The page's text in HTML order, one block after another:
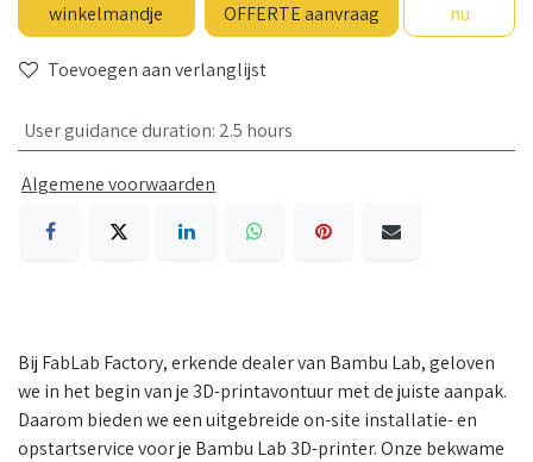
winkelmandje
OFFERTE aanvraag
nu
Toevoegen aan verlanglijst
User guidance duration: 2.5 hours
Algemene voorwaarden
Bij FabLab Factory, erkende dealer van Bambu Lab, geloven
we in het begin van je 3D-printavontuur met de juiste aanpak.
Daarom bieden we een uitgebreide on-site installatie- en
opstartservice voor je Bambu Lab 3D-printer. Onze bekwame